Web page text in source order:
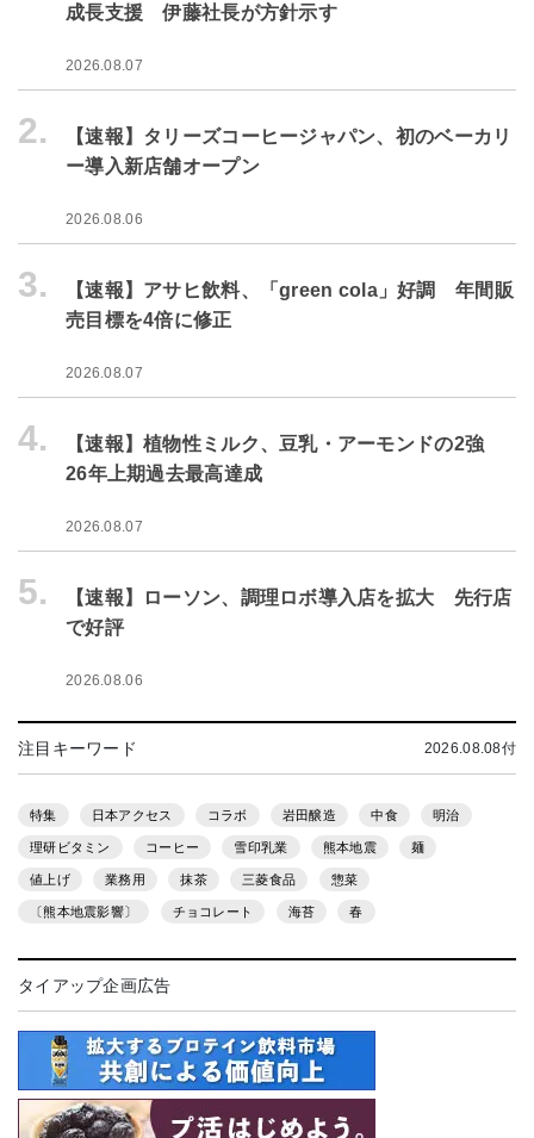
成長支援 伊藤社長が方針示す
2026.08.07
2.
【速報】タリーズコーヒージャパン、初のベーカリ
ー導入新店舗オープン
2026.08.06
3.
【速報】アサヒ飲料、「green cola」好調 年間販
売目標を4倍に修正
2026.08.07
4.
【速報】植物性ミルク、豆乳・アーモンドの2強
26年上期過去最高達成
2026.08.07
5.
【速報】ローソン、調理ロボ導入店を拡大 先行店
で好評
2026.08.06
注目キーワード 2026.08.08付
特集 日本アクセス コラボ 岩田醸造 中食 明治
理研ビタミン コーヒー 雪印乳業 熊本地震 麺
値上げ 業務用 抹茶 三菱食品 惣菜
〔熊本地震影響〕 チョコレート 海苔 春
タイアップ企画広告